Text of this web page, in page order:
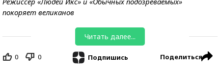
покоряет великанов
Читать далее...
0 0 Подпишись Поделиться